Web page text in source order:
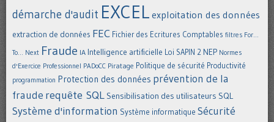
démarche d'audit EXCEL exploitation des données
extraction de données FEC Fichier des Ecritures Comptables filtres For...
To... Next Fraude IA Intelligence artificielle Loi SAPIN 2 NEP Normes
d'Exercice Professionnel PADoCC Piratage Politique de sécurité Productivité
programmation Protection des données prévention de la
fraude requête SQL Sensibilisation des utilisateurs SQL
Système d'information Système informatique Sécurité